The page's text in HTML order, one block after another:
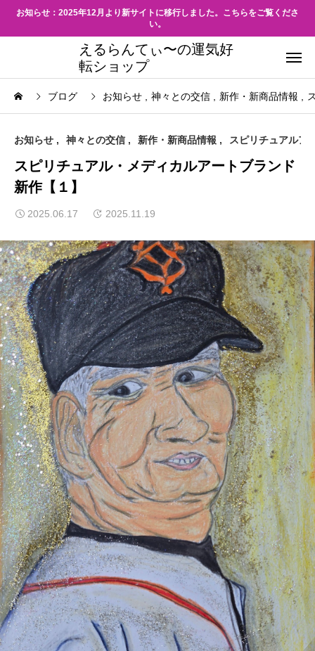
お知らせ：2025年12月より新サイトに移行しました。こちらをご覧くださ
い。
えるらんてぃ〜の運気好
転ショップ
ブログ お知らせ 神々との交信 新作・新商品情報
お知らせ 神々との交信 新作・新商品情報 スピリチュアルア
スピリチュアル・メディカルアートブランド
新作【１】
2025.06.17 2025.11.19